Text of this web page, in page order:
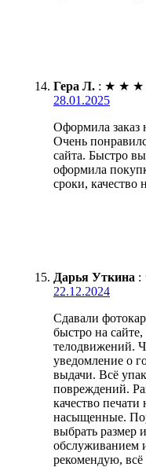
Гера Л. : ★ ★ ★
28.01.2025
Оформила заказ
Очень
сайта. Быстро
оформила
сроки,
Дарья Уткина :
22.12.2024
Сдавали
быстро на
телодвижений.
уведомление о
выдачи. Всё
повреждений.
качество печати
насыщенные.
выбрать размер
обслуживанием
рекомендую,